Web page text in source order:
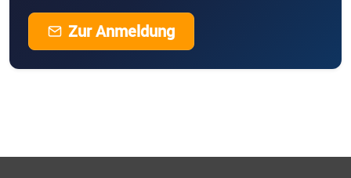
Zur Anmeldung